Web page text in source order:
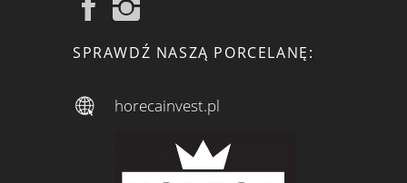
SPRAWDŹ NASZĄ PORCELANĘ:
horecainvest.pl